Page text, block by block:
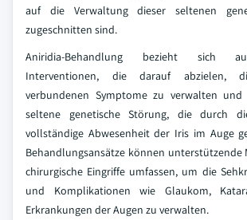
auf die Verwaltung dieser seltenen
zugeschnitten sind.
Aniridia-Behandlung bezieht sich
Interventionen, die darauf abzielen,
verbundenen Symptome zu verwalten
seltene genetische Störung, die durch
vollständige Abwesenheit der Iris im Auge
Behandlungsansätze können unterstützende
chirurgische Eingriffe umfassen, um die
und Komplikationen wie Glaukom,
Erkrankungen der Augen zu verwalten.